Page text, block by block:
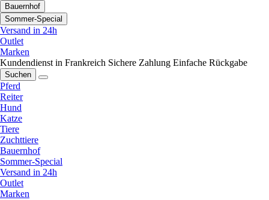
Bauernhof
Sommer-Special
Versand in 24h
Outlet
Marken
Kundendienst in Frankreich Sichere Zahlung Einfache Rückgabe
Suchen
Pferd
Reiter
Hund
Katze
Tiere
Zuchttiere
Bauernhof
Sommer-Special
Versand in 24h
Outlet
Marken